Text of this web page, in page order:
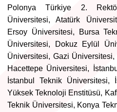
Polonya Türkiye 2.
Üniversitesi, Atatürk
Ersoy Üniversitesi, Bursa
Üniversitesi, Dokuz Eylül
Üniversitesi, Gazi
Hacettepe Üniversitesi,
İstanbul Teknik Üniversitesi,
Yüksek Teknoloji Enstitüsü,
Teknik Üniversitesi, Konya